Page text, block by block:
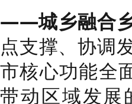
——城乡融合
点支撑、协调
市核心功能全
带动区域发展